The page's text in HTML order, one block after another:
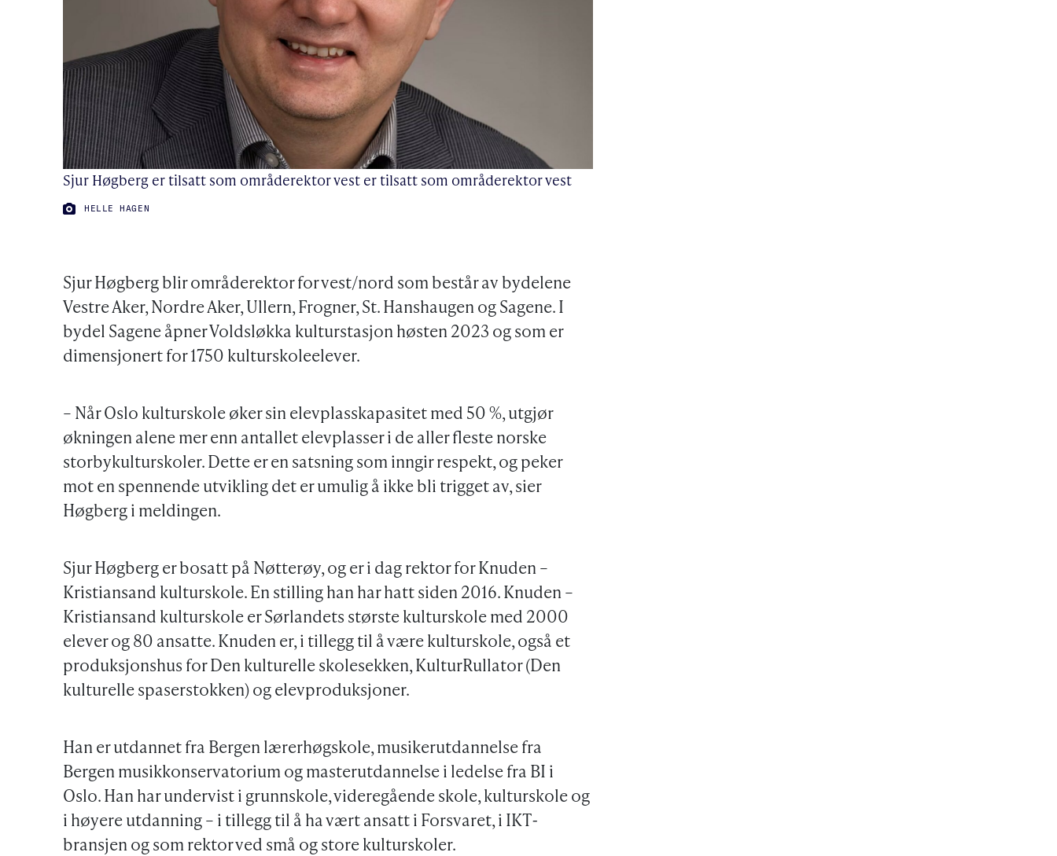
Sjur Høgberg er tilsatt som områderektor vest er tilsatt som områderektor vest
FOTO:
HELLE HAGEN
Sjur Høgberg blir områderektor for vest/nord som består av bydelene
Vestre Aker, Nordre Aker, Ullern, Frogner, St. Hanshaugen og Sagene. I
bydel Sagene åpner Voldsløkka kulturstasjon høsten 2023 og som er
dimensjonert for 1750 kulturskoleelever.
– Når Oslo kulturskole øker sin elevplasskapasitet med 50 %, utgjør
økningen alene mer enn antallet elevplasser i de aller fleste norske
storbykulturskoler. Dette er en satsning som inngir respekt, og peker
mot en spennende utvikling det er umulig å ikke bli trigget av, sier
Høgberg i meldingen.
Sjur Høgberg er bosatt på Nøtterøy, og er i dag rektor for Knuden –
Kristiansand kulturskole. En stilling han har hatt siden 2016. Knuden –
Kristiansand kulturskole er Sørlandets største kulturskole med 2000
elever og 80 ansatte. Knuden er, i tillegg til å være kulturskole, også et
produksjonshus for Den kulturelle skolesekken, KulturRullator (Den
kulturelle spaserstokken) og elevproduksjoner.
Han er utdannet fra Bergen lærerhøgskole, musikerutdannelse fra
Bergen musikkonservatorium og masterutdannelse i ledelse fra BI i
Oslo. Han har undervist i grunnskole, videregående skole, kulturskole og
i høyere utdanning – i tillegg til å ha vært ansatt i Forsvaret, i IKT-
bransjen og som rektor ved små og store kulturskoler.